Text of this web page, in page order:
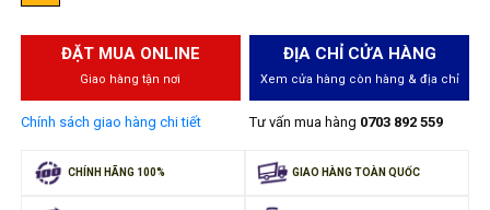
ĐẶT MUA ONLINE
Giao hàng tận nơi
Chính sách giao hàng chi tiết
ĐỊA CHỈ CỬA HÀNG
Xem cửa hàng còn hàng & địa chỉ
Tư vấn mua hàng 0703 892 559
CHÍNH HÃNG 100% GIAO HÀNG TOÀN QUỐC